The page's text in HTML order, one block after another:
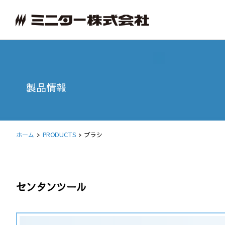
製品情報
ホーム PRODUCTS ブラシ
センタンツール